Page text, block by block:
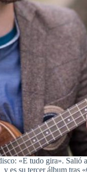
«E tudo gira». Salió
es su tercer álbum tras